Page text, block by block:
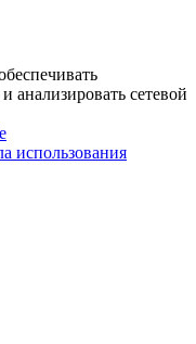
анализировать сетевой
использования